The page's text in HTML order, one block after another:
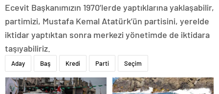
Ecevit Başkanımızın 1970’lerde yaptıklarına yaklaşabilir,
partimizi, Mustafa Kemal Atatürk’ün partisini, yerelde
iktidar yaptıktan sonra merkezi yönetimde de iktidara
taşıyabiliriz.
Aday Baş Kredi Parti Seçim